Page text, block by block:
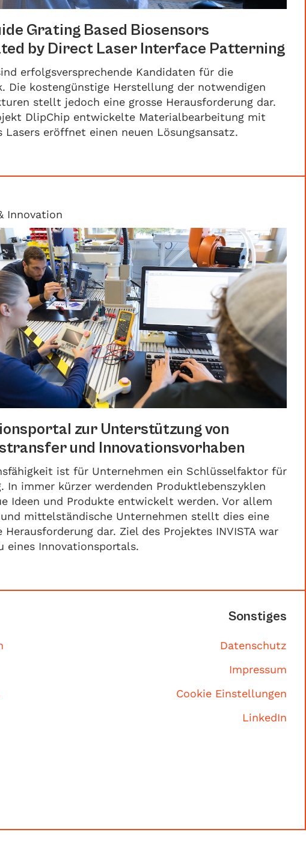
Grating Based Biosensors
by Direct Laser Interface Patterning
erfolgsversprechende Kandidaten für die
Die kostengünstige Herstellung der notwendigen
stellt jedoch eine grosse Herausforderung dar.
DlipChip entwickelte Materialbearbeitung mit
Lasers eröffnet einen neuen Lösungsansatz.
Innovation
zur Unterstützung von
und Innovationsvorhaben
ist für Unternehmen ein Schlüsselfaktor für
In immer kürzer werdenden Produktlebenszyklen
Ideen und Produkte entwickelt werden. Vor allem
mittelständische Unternehmen stellt dies eine
Herausforderung dar. Ziel des Projektes INVISTA war
eines Innovationsportals.
Sonstiges
Datenschutz
Impressum
Cookie Einstellungen
LinkedIn